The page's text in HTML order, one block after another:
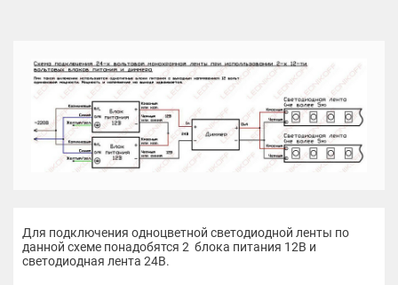
Для подключения одноцветной светодиодной ленты по
данной схеме понадобятся 2 блока питания 12В и
светодиодная лента 24В.